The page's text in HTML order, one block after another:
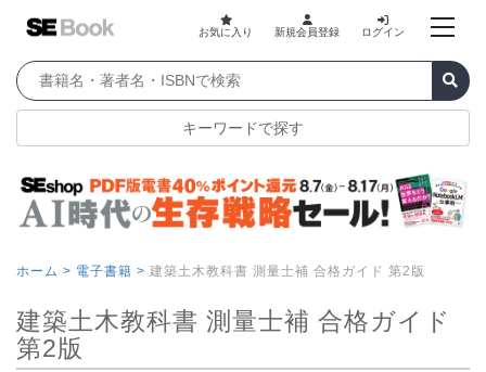
お気に入り 新規会員登録 ログイン
キーワードで探す
ホーム > 電子書籍 > 建築土木教科書 測量士補 合格ガイド 第2版
建築土木教科書 測量士補 合格ガイド
第2版